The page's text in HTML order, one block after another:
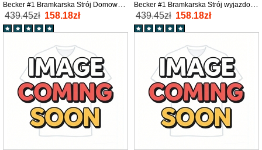
Becker #1 Bramkarska Strój Domowy
2025-26 tanio Krótki Rękaw
439.45zł 158.18zł
Becker #1 Bramkarska Strój wyjazdowy
2025-26 tanio Krótki Rękaw
439.45zł 158.18zł